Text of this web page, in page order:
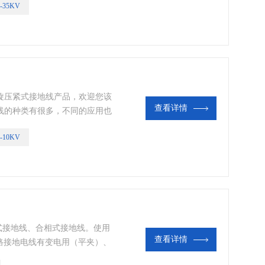
35KV
压紧式接地线产品，欢迎您该
的种类有很多，不同的应用也
10KV
查看详情
地线、合相式接地线。使用
地电线有变电用（平夹）、
查看详情